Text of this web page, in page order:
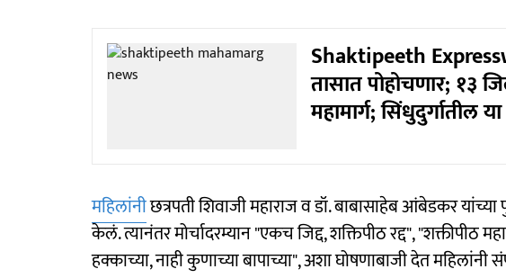
Shaktipeeth
तासात पोहोचणार; १३
महामार्ग; सिंधुदुर्गातील
महिलांनीछत्रपती शिवाजी महाराज व डॉ. बाबासाहेब आंबेडकर
केलं. त्यानंतर मोर्चादरम्यान "एकच जिद्द, शक्तिपीठ रद्द", "शक्तीपीठ
हक्काच्या, नाही कुणाच्या बापाच्या", अशा घोषणाबाजी देत